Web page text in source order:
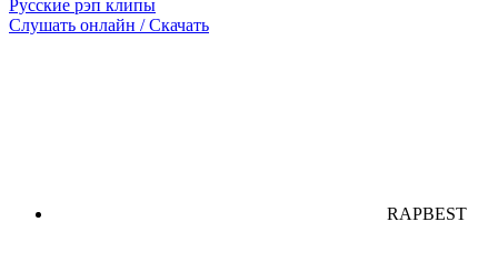
Русские рэп клипы
Слушать онлайн / Скачать
RAPBEST